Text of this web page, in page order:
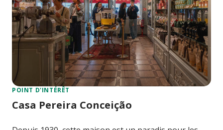
POINT D'INTÉRÊT
Casa Pereira Conceição